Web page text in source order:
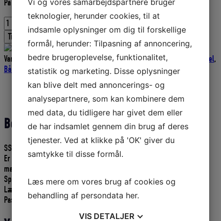
pris
var:
1.006,00 DKK.
pris
er:
905,40 DKK.
På fjernlager
SSC1300
styrerorskabel
175
cm
antal
Tilføj til kurv
Varenummer (SKU):COLSSC1300-0175 Kategorier:Teleflex Styrekabel,
Bådudstyr,Kabler -Styrekabler bokse
Beskrivelse
Yderligere information
Beskrivelse
SSC1300 STYREKABEL FOR STYRERØRSMONTERING.
Er det mindste system til mindre både med motorer op til 8 meter/
max. 50 HK.
Spiral: 6,3 mm.
Længde: 175 cm.
Passer i styrebokse: TFX SH8050/805, Morse C 230, U-Flex T67.
teknologier, herunder cookies, til at
indsamle oplysninger om dig til forskellige
formål, herunder: Tilpasning af annoncering,
bedre brugeroplevelse, funktionalitet,
statistik og marketing. Disse oplysninger
kan blive delt med annoncerings- og
analysepartnere, som kan kombinere dem
med data, du tidligere har givet dem eller
de har indsamlet gennem din brug af deres
tjenester. Ved at klikke på 'OK' giver du
samtykke til disse formål.
Læs mere om vores brug af cookies og
behandling af persondata her.
VIS DETALJER